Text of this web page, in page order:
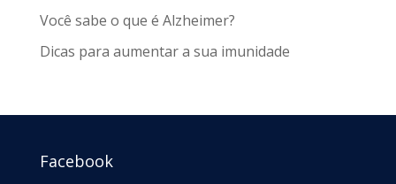
Você sabe o que é Alzheimer?
Dicas para aumentar a sua imunidade
Facebook